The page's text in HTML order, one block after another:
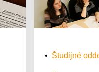
• Študijné